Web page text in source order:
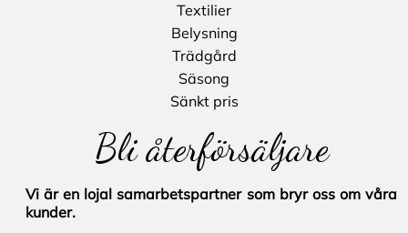
Textilier
Belysning
Trädgård
Säsong
Sänkt pris
Bli återförsäljare
Vi är en lojal samarbetspartner som bryr oss om våra
kunder.